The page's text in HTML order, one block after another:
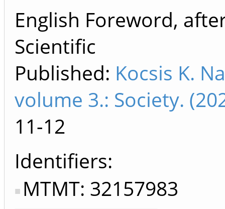
English Foreword,
Scientific
Published: Kocsis K.
volume 3.: Society.
11-12
Identifiers
MTMT: 32157983